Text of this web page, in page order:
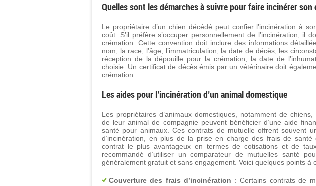
Quelles sont les démarches à suivre pour faire incinérer son
Le propriétaire d’un chien décédé peut confier l’incinération à
coût. S’il préfère s’occuper personnellement de l’incinération, il
crémation. Cette convention doit inclure des informations
nom, la race, l’âge, l’immatriculation, la date de décès, les
réception de la dépouille pour la crémation, la date de
choisie. Un certificat de décès émis par un vétérinaire doit
crémation.
Les aides pour l’incinération d’un animal domestique
Les propriétaires d’animaux domestiques, notamment de chiens,
de leur animal de compagnie peuvent bénéficier d’une aide
santé pour animaux. Ces contrats de mutuelle offrent souvent
d’incinération, en plus de la prise en charge des frais de santé
contrat le plus avantageux en termes de cotisations et de
recommandé d’utiliser un comparateur de mutuelles santé
généralement gratuit et sans engagement. Voici quelques points à
Couverture des frais d’incinération : Certains contrats de